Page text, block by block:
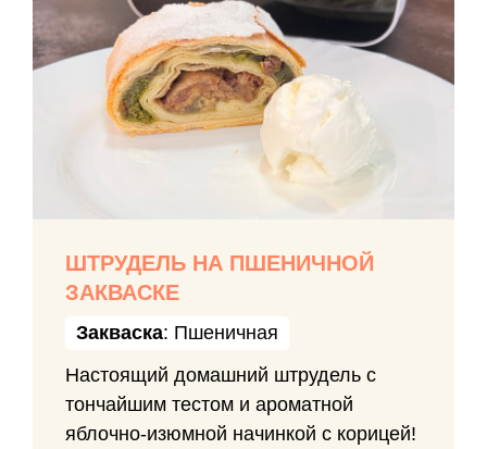
ШТРУДЕЛЬ НА ПШЕНИЧНОЙ
ЗАКВАСКЕ
Закваска: Пшеничная
Настоящий домашний штрудель с
тончайшим тестом и ароматной
яблочно-изюмной начинкой с корицей!